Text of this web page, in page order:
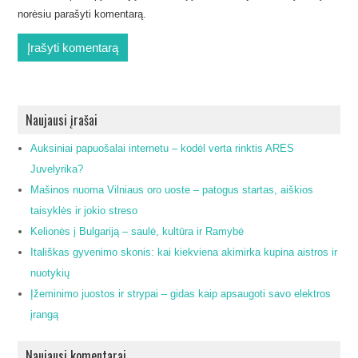
norėsiu parašyti komentarą.
Naujausi įrašai
Auksiniai papuošalai internetu – kodėl verta rinktis ARES
Juvelyrika?
Mašinos nuoma Vilniaus oro uoste – patogus startas, aiškios
taisyklės ir jokio streso
Kelionės į Bulgariją – saulė, kultūra ir Ramybė
Itališkas gyvenimo skonis: kai kiekviena akimirka kupina aistros ir
nuotykių
Įžeminimo juostos ir strypai – gidas kaip apsaugoti savo elektros
įrangą